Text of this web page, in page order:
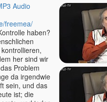
Audio
freemea/
haben?
her sind wir
Problem
da irgendwie
sein, und das
ist; die